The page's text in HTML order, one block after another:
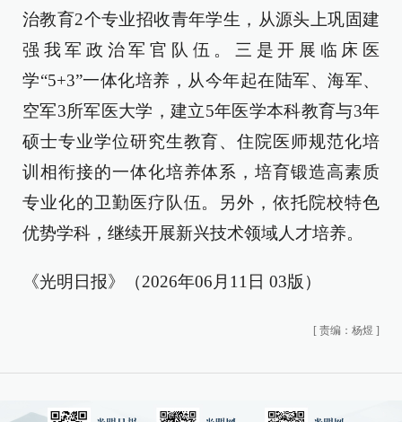
治教育2个专业招收青年学生，从源头上巩固建
强我军政治军官队伍。三是开展临床医
学“5+3”一体化培养，从今年起在陆军、海军、
空军3所军医大学，建立5年医学本科教育与3年
硕士专业学位研究生教育、住院医师规范化培
训相衔接的一体化培养体系，培育锻造高素质
专业化的卫勤医疗队伍。另外，依托院校特色
优势学科，继续开展新兴技术领域人才培养。
《光明日报》（2026年06月11日 03版）
[ 责编：杨煜 ]